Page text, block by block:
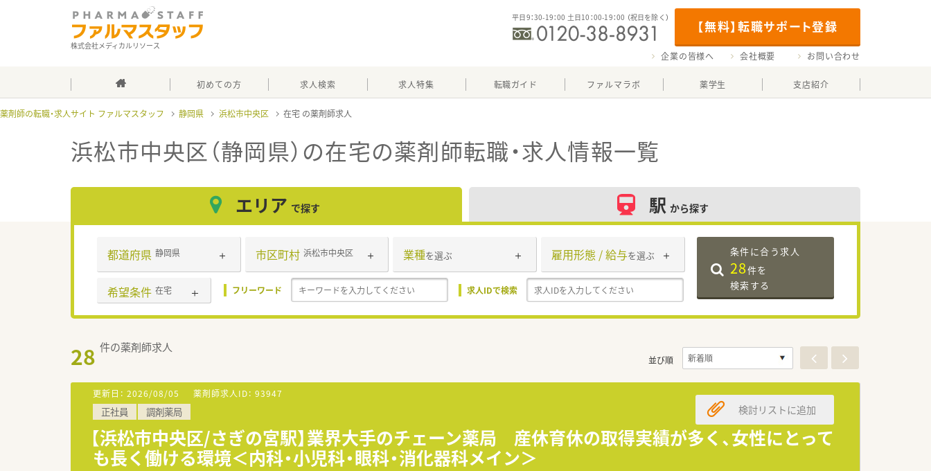
株式会社メディカルリソース
【無料】転職サポート登録
平日9：30-19：00 土日10：00-19：00 （祝日を除く）
企業の皆様へ 会社概要 お問い合わせ
初めての方 求人検索 求人特集 転職ガイド ファルマラボ 薬学生 支店紹介
薬剤師の転職・求人サイト ファルマスタッフ 静岡県 浜松市中央区 在宅
浜松市中央区（静岡県）の在宅の薬剤師転職・求人情報一覧
エリア で探す 駅 から探す
都道府県 静岡県 市区町村 浜松市中央区 業種を選ぶ 雇用形態 / 給与を選ぶ
希望条件 在宅 フリーワード 求人IDで検索
条件に合う求人
28件を
検索する
28 件の薬剤師求人
並び順
更新日： 2026/08/05 薬剤師求人ID： 93947
正社員 調剤薬局
【浜松市中央区/さぎの宮駅】業界大手のチェーン薬局 産休育休の取得実績が多く、女性にとって
も長く働ける環境＜内科・小児科・眼科・消化器科メイン＞
検討リストに追加